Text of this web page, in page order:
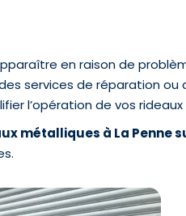
en raison de
services de réparation ou
l’opération de vos
métalliques à La Penne